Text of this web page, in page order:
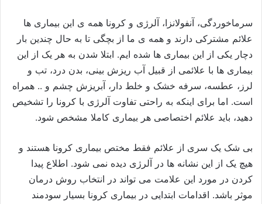
سرماخوردگی، آنفولانزا، آلرژی و کرونا همه ی این بیماری ها
علائم مشترکی دارند و همه ی ما از بچگی تا به حال چندین بار
دچار یکی از این بیماری ها شده ایم. ابتلا شدن به هر یک از این
بیماری ها با علائمی از قبیل آب ریزش بینی، بدن درد، تب و
لرز، عطسه، سرفه خشک و خلط دار، آبریزش چشم و .. همراه
است. اما برای اینکه به راحتی تفاوت آلرژی با کرونا را تشخیص
دهید، باید علائم اختصاصی هر بیماری کاملا مشخص شود.
بی شک یک سری از علائم فقط مختص بیماری کرونا هستند و
هیچ یک از این نشانه ها در آلرژی دیده نمی شود. اطلاع پیدا
کردن در مورد این علامت می تواند در انتخاب روش درمان
موثر باشد. اقدامات ابتدایی در بیماری کرونا بسیار سودمند